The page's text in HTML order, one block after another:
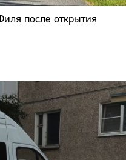
после открытия